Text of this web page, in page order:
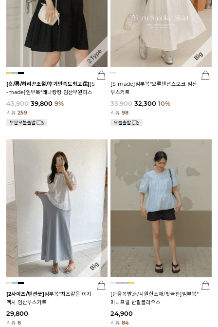
[숏/롱/허리끈조절/후기만족도최고👏][S
-made]임부복*레나캉캉 임산부원피스
43,900 39,800 9%
리뷰 259
[S-made]임부복*요루텐션스모크 임산
부스커트
35,900 32,300 10%
리뷰 98
[2사이즈/텐션굿]임부복*치즈같은 이지
맥시 임산부스커트
29,800
리뷰 8
[반응폭발🎉/시원한소재/핏극찬]임부복*
미니프릴 반팔블라우스
24,900
리뷰 84